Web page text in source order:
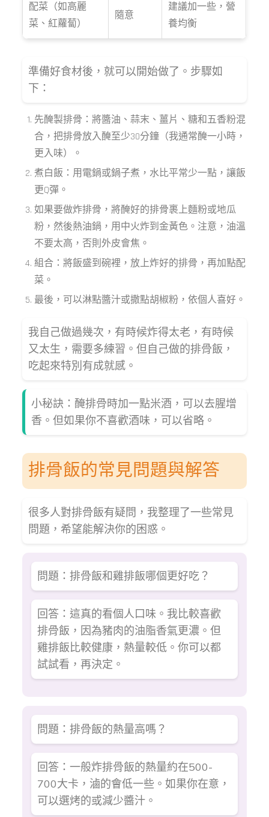
配菜（如高麗
菜、紅蘿蔔）
隨意
建議加一些，營
養均衡
準備好食材後，就可以開始做了。步驟如
下：
先醃製排骨：將醬油、蒜末、薑片、糖和五香粉混
合，把排骨放入醃至少30分鐘（我通常醃一小時，
更入味）。
煮白飯：用電鍋或鍋子煮，水比平常少一點，讓飯
更Q彈。
如果要做炸排骨，將醃好的排骨裹上麵粉或地瓜
粉，然後熱油鍋，用中火炸到金黃色。注意，油溫
不要太高，否則外皮會焦。
組合：將飯盛到碗裡，放上炸好的排骨，再加點配
菜。
最後，可以淋點醬汁或撒點胡椒粉，依個人喜好。
我自己做過幾次，有時候炸得太老，有時候
又太生，需要多練習。但自己做的排骨飯，
吃起來特別有成就感。
小秘訣：醃排骨時加一點米酒，可以去腥增
香。但如果你不喜歡酒味，可以省略。
排骨飯的常見問題與解答
很多人對排骨飯有疑問，我整理了一些常見
問題，希望能解決你的困惑。
問題：排骨飯和雞排飯哪個更好吃？
回答：這真的看個人口味。我比較喜歡
排骨飯，因為豬肉的油脂香氣更濃。但
雞排飯比較健康，熱量較低。你可以都
試試看，再決定。
問題：排骨飯的熱量高嗎？
回答：一般炸排骨飯的熱量約在500-
700大卡，滷的會低一些。如果你在意，
可以選烤的或減少醬汁。